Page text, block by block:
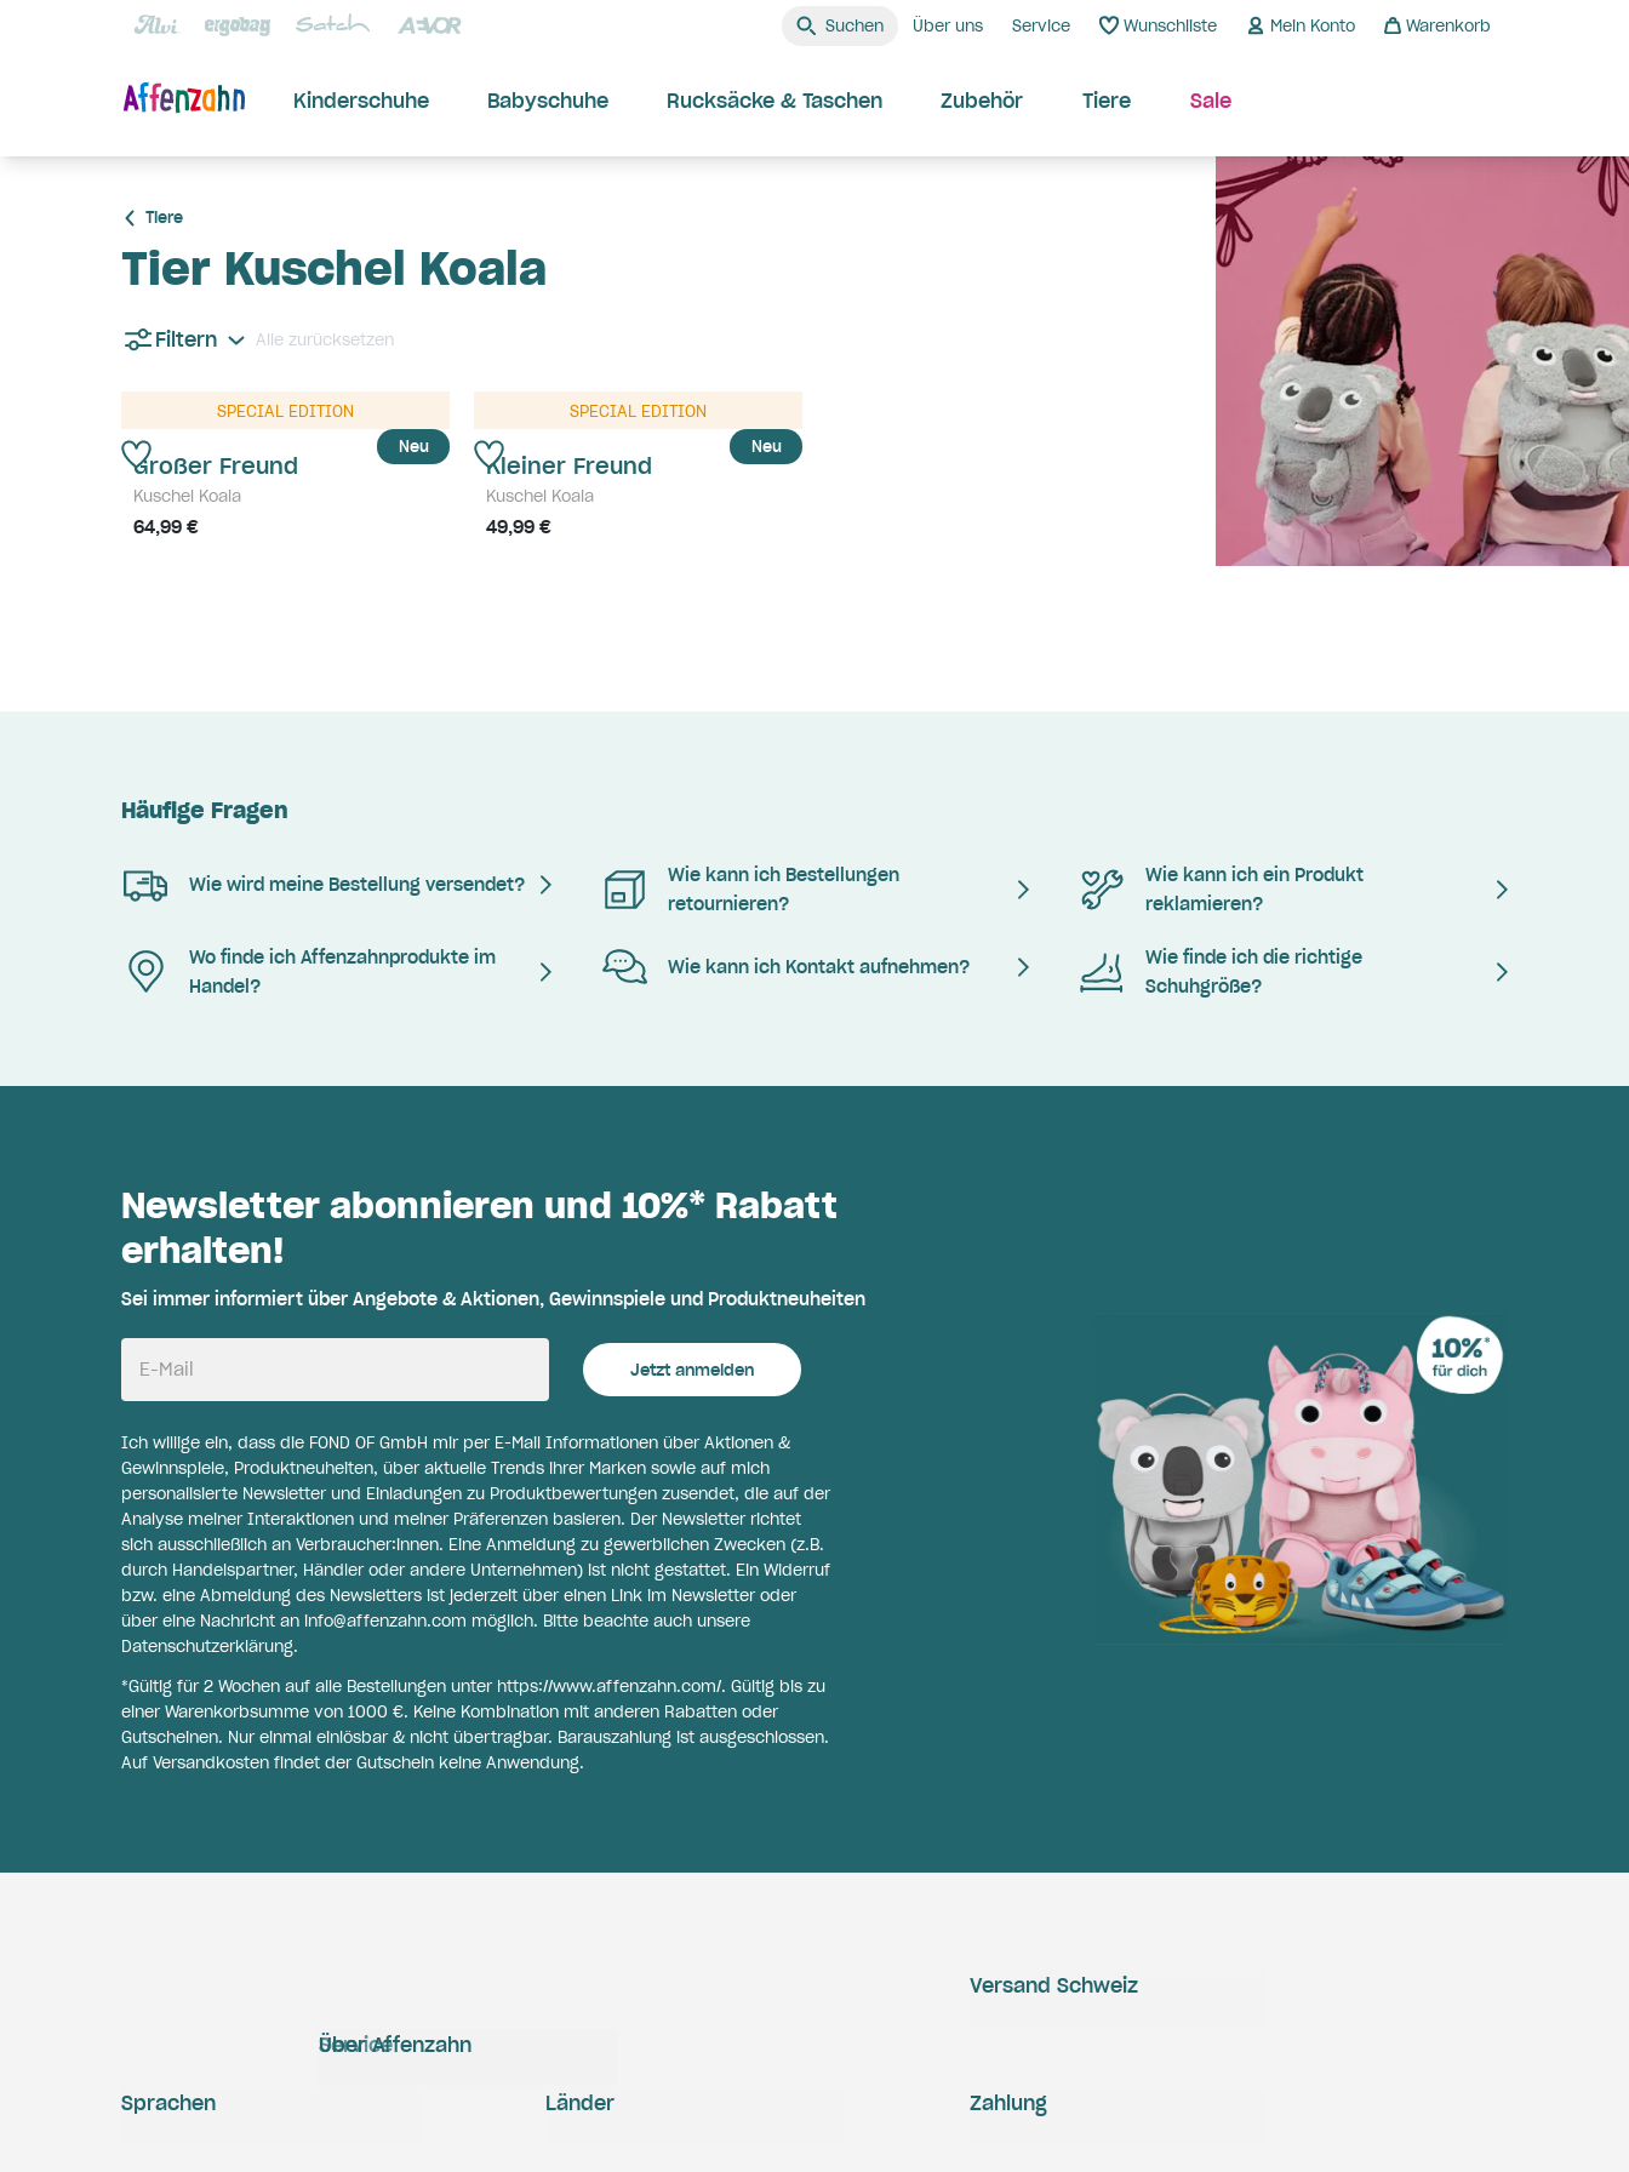
Suchen Über uns Service Wunschliste Mein Konto Warenkorb
Kinderschuhe Babyschuhe Rucksäcke & Taschen Zubehör Tiere Sale
Tiere
Tier Kuschel Koala
Filtern Alle zurücksetzen
Neu
SPECIAL EDITION
Großer Freund
Kuschel Koala
64,99 €
Neu
SPECIAL EDITION
Kleiner Freund
Kuschel Koala
49,99 €
Häufige Fragen
Wie wird meine Bestellung versendet?
Wie kann ich Bestellungen
retournieren?
Wie kann ich ein Produkt
reklamieren?
Wo finde ich Affenzahnprodukte im
Handel?
Wie kann ich Kontakt aufnehmen?
Wie finde ich die richtige
Schuhgröße?
Newsletter abonnieren und 10%* Rabatt
erhalten!
Sei immer informiert über Angebote & Aktionen, Gewinnspiele und Produktneuheiten
E-Mail Jetzt anmelden
Ich willige ein, dass die FOND OF GmbH mir per E-Mail Informationen über Aktionen &
Gewinnspiele, Produktneuheiten, über aktuelle Trends ihrer Marken sowie auf mich
personalisierte Newsletter und Einladungen zu Produktbewertungen zusendet, die auf der
Analyse meiner Interaktionen und meiner Präferenzen basieren. Der Newsletter richtet
sich ausschließlich an Verbraucher:innen. Eine Anmeldung zu gewerblichen Zwecken (z.B.
durch Handelspartner, Händler oder andere Unternehmen) ist nicht gestattet. Ein Widerruf
bzw. eine Abmeldung des Newsletters ist jederzeit über einen Link im Newsletter oder
über eine Nachricht an info@affenzahn.com möglich. Bitte beachte auch unsere
Datenschutzerklärung.
*Gültig für 2 Wochen auf alle Bestellungen unter https://www.affenzahn.com/. Gültig bis zu
einer Warenkorbsumme von 1000 €. Keine Kombination mit anderen Rabatten oder
Gutscheinen. Nur einmal einlösbar & nicht übertragbar. Barauszahlung ist ausgeschlossen.
Auf Versandkosten findet der Gutschein keine Anwendung.
Service
Über Affenzahn
Versand Schweiz
Zahlung
Sprachen Länder